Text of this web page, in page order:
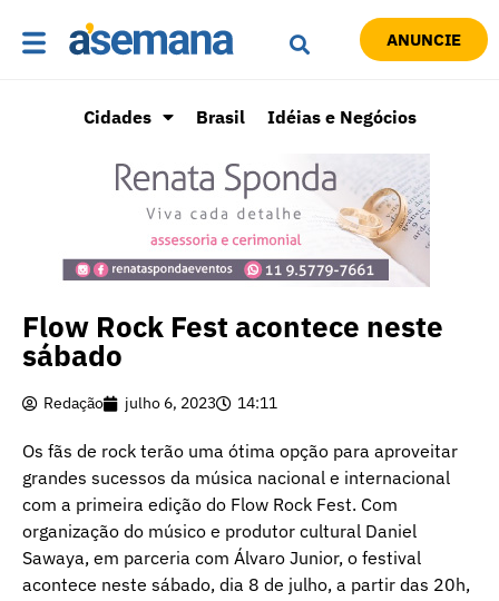
ANUNCIE
Cidades Brasil Idéias e Negócios
Flow Rock Fest acontece neste
sábado
Redação julho 6, 2023 14:11
Os fãs de rock terão uma ótima opção para aproveitar
grandes sucessos da música nacional e internacional
com a primeira edição do Flow Rock Fest. Com
organização do músico e produtor cultural Daniel
Sawaya, em parceria com Álvaro Junior, o festival
acontece neste sábado, dia 8 de julho, a partir das 20h,